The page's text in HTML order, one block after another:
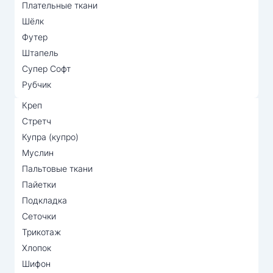
Плательные ткани
Шёлк
Футер
Штапель
Супер Софт
Рубчик
Креп
Стретч
Купра (купро)
Муслин
Пальтовые ткани
Пайетки
Подкладка
Сеточки
Трикотаж
Хлопок
Шифон